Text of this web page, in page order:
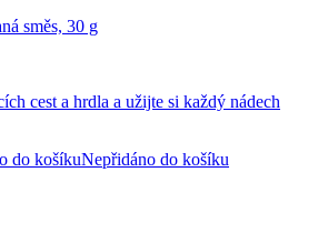
směs, 30 g
cest a hrdla a užijte si každý nádech
do košíkuNepřidáno do košíku